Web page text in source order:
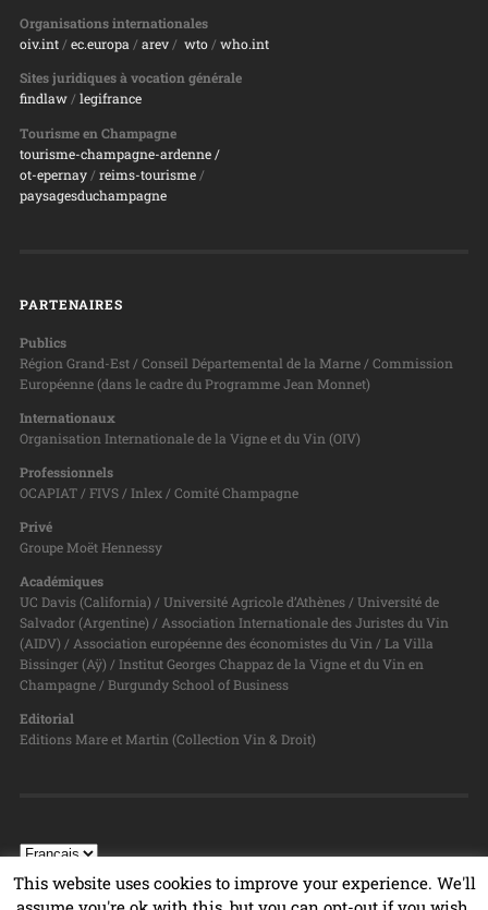
Organisations internationales
oiv.int/ ec.europa/ arev/ wto/ who.int
Sites juridiques à vocation générale
findlaw/ legifrance
Tourisme en Champagne
tourisme-champagne-ardenne /
ot-epernay/ reims-tourisme/
paysagesduchampagne
PARTENAIRES
Publics
Région Grand-Est / Conseil Départemental de la Marne / Commission
Européenne (dans le cadre du Programme Jean Monnet)
Internationaux
Organisation Internationale de la Vigne et du Vin (OIV)
Professionnels
OCAPIAT / FIVS / Inlex / Comité Champagne
Privé
Groupe Moët Hennessy
Académiques
UC Davis (California) / Université Agricole d’Athènes / Université de
Salvador (Argentine) / Association Internationale des Juristes du Vin
(AIDV) / Association européenne des économistes du Vin / La Villa
Bissinger (Aÿ) / Institut Georges Chappaz de la Vigne et du Vin en
Champagne / Burgundy School of Business
Editorial
Editions Mare et Martin (Collection Vin & Droit)
This website uses cookies to improve your experience. We'll